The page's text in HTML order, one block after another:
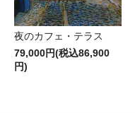
夜のカフェ・テラス
79,000円(税込86,900
円)